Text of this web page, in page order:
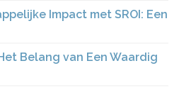
Impact met SROI: Een
Belang van Een Waardig